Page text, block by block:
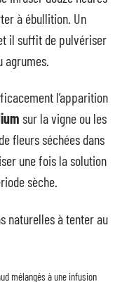
à ébullition. Un
il suffit de pulvériser
l’apparition
sur la vigne ou les
fleurs séchées dans
une fois la solution
sèche.
naturelles à tenter au
mélangés à une infusion